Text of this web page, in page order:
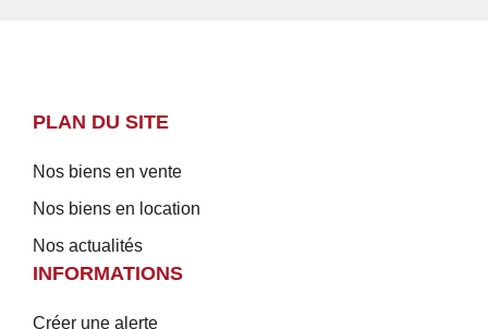
PLAN DU SITE
Nos biens en vente
Nos biens en location
Nos actualités
INFORMATIONS
Créer une alerte